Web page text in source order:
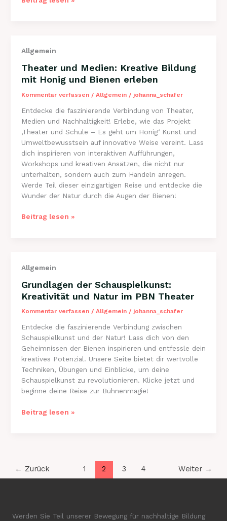
und
Natur
Allgemein
Theater und Medien: Kreative Bildung
mit Honig und Bienen erleben
Kommentar verfassen / Allgemein/ johanna_schafer
Entdecke die faszinierende Verbindung von Theater,
Medien und Nachhaltigkeit! Erlebe, wie das Projekt
‚Theater und Schule – Es geht um Honig‘ Kunst und
Umweltbewusstsein auf innovative Weise vereint. Lass
dich inspirieren von interaktiven Aufführungen,
Workshops und kreativen Ansätzen, die nicht nur
unterhalten, sondern auch zum Handeln anregen.
Werde Teil dieser einzigartigen Reise und entdecke die
Wunder der Natur durch die Augen der Bienen!
Theater
mit
Honig
und
Bienen
erleben
Beitrag lesen »
Allgemein
Grundlagen der Schauspielkunst:
Kreativität und Natur im PBN Theater
Kommentar verfassen / Allgemein/ johanna_schafer
Entdecke die faszinierende Verbindung zwischen
Schauspielkunst und der Natur! Lass dich von den
Geheimnissen der Bienen inspirieren und entfessle dein
kreatives Potenzial. Unsere Seite bietet dir wertvolle
Techniken, Übungen und Einblicke, um deine
Schauspielkunst zu revolutionieren. Klicke jetzt und
beginne deine Reise zur Bühnenmagie!
Grundlagen
Natur
Beitrag lesen »
← Zurück 1 2 3 4 Weiter →
Werden Sie Teil unserer Bewegung für nachhaltige Bildung